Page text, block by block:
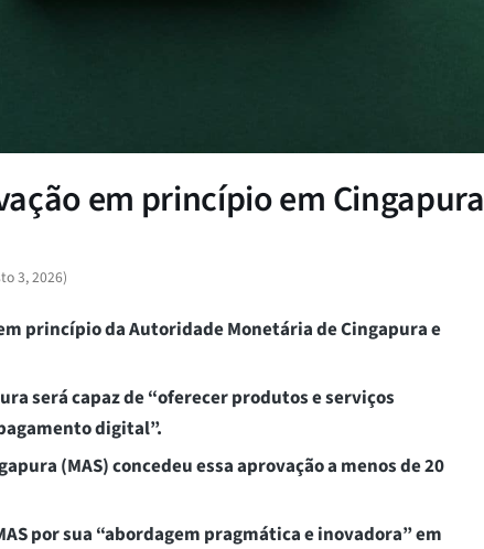
em princípio em Cingapura
3, 2026)
princípio da Autoridade Monetária de Cingapura e
será capaz de “oferecer produtos e serviços
digital”.
(MAS) concedeu essa aprovação a menos de 20
por sua “abordagem pragmática e inovadora” em